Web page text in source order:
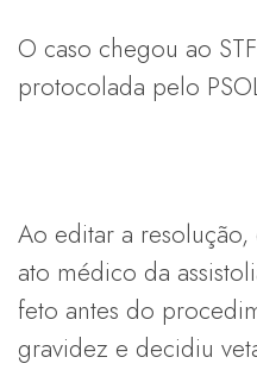
O caso chegou ao
protocolada pelo
Ao editar a
ato médico da
feto antes do
gravidez e decidiu